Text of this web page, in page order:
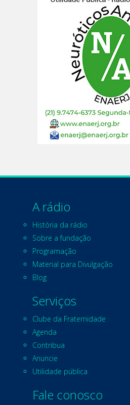
A rádio
História da rádio
Sobre a fundação
Programação
Material para Divulgação
Blog
Serviços
Clube da Fraternidade
Agenda
Contribua
Anuncie
Utilidade pública
Fale conosco